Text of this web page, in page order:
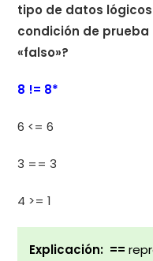
tipo de datos
condición de
«falso»?
8 != 8*
6 <= 6
3 == 3
4 >= 1
Explicación: ==